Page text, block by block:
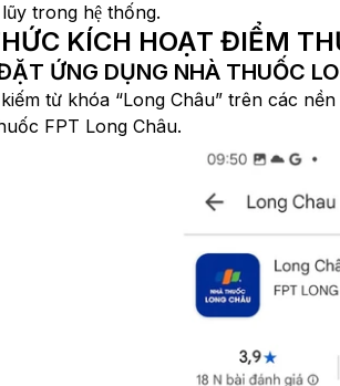
trong hệ thống.
KÍCH HOẠT ĐIỂM
ỨNG DỤNG NHÀ THUỐC
từ khóa “Long Châu” trên các
FPT Long Châu.